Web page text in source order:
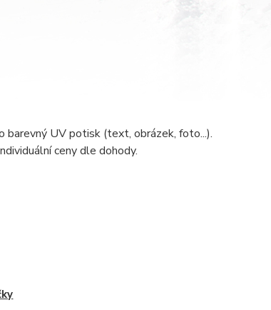
barevný UV potisk (text, obrázek, foto...).
ceny dle dohody.